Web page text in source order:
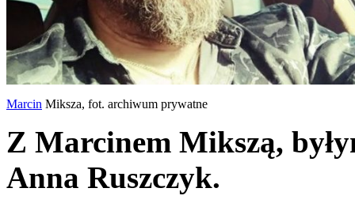
Marcin Miksza, fot. archiwum prywatne
Z Marcinem Mikszą,
Anna Ruszczyk.